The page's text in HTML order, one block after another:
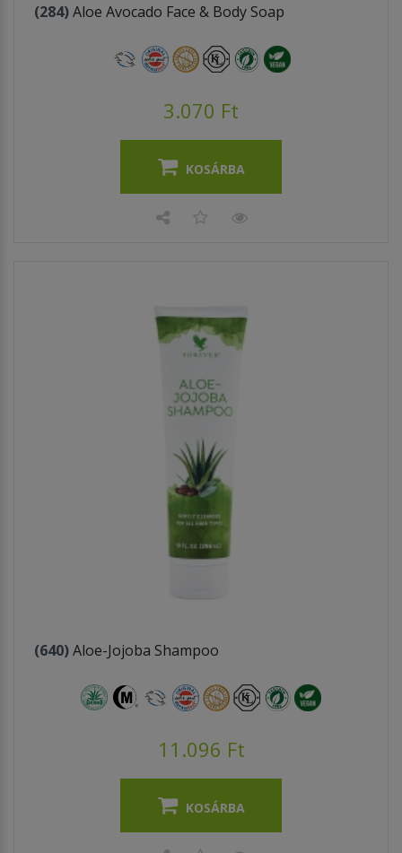
(284)Aloe Avocado Face & Body Soap
3.070 Ft
KOSÁRBA
(640)Aloe-Jojoba Shampoo
11.096 Ft
KOSÁRBA